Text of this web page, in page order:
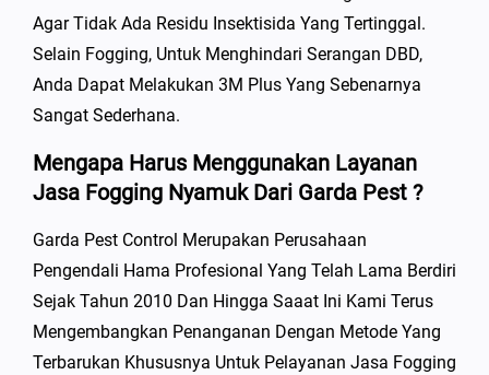
Agar Tidak Ada Residu Insektisida Yang Tertinggal.
Selain Fogging, Untuk Menghindari Serangan DBD,
Anda Dapat Melakukan 3M Plus Yang Sebenarnya
Sangat Sederhana.
Mengapa Harus Menggunakan Layanan
Jasa Fogging Nyamuk Dari Garda Pest ?
Garda Pest Control Merupakan Perusahaan
Pengendali Hama Profesional Yang Telah Lama Berdiri
Sejak Tahun 2010 Dan Hingga Saaat Ini Kami Terus
Mengembangkan Penanganan Dengan Metode Yang
Terbarukan Khususnya Untuk Pelayanan Jasa Fogging